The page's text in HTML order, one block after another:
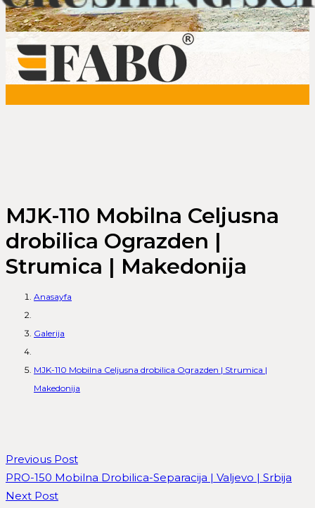
MJK-110 Mobilna Celjusna
drobilica Ograzden |
Strumica | Makedonija
Anasayfa
Galerija
MJK-110 Mobilna Celjusna drobilica Ograzden | Strumica |
Makedonija
Previous Post
PRO-150 Mobilna Drobilica-Separacija | Valjevo | Srbija
Next Post